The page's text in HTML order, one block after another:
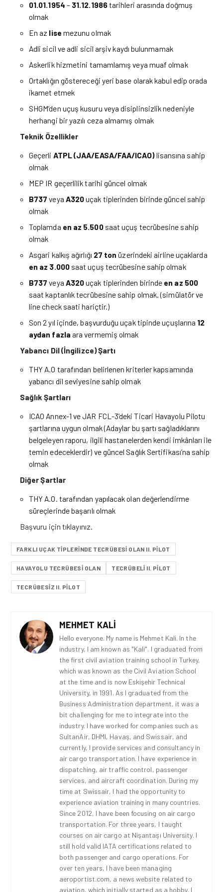
01.01.1954 – 31.12.1986tarihleri arasında doğmuş
olmak
En az lise mezunu olmak
Adli sicil ve adli sicil arşiv kaydı bulunmamak
Askerlik hizmetini tamamlamış veya muaf olmak
Ortaklığın göstereceği yeri base olarak kabul edip orada
ikamet etmek
SHGM’den uçuş kusuru veya disiplinsizlik nedeniyle
herhangi bir yazılı ceza almamış olmak
Teknik Özellikler
Geçerli ATPL (JAA/EASA/FAA/ICAO)lisansına sahip
olmak
MEP IR geçerlilik tarihi güncel olmak
B737 veya A320uçak tiplerinden birinde güncel sahip
olmak
Toplamda en az 5.500saat uçuş tecrübesine sahip
olmak
Asgari kalkış ağırlığı 27 ton üzerindeki airline uçaklarda
en az 3.000saat uçuş tecrübesine sahip olmak
B737 veya A320uçak tiplerinden birinde en az 500
saat kaptanlık tecrübesine sahip olmak. (simülatör ve
line check saati hariçtir.)
Son 2 yıl içinde, başvurduğu uçak tipinde uçuşlarına 12
aydan fazla ara vermemiş olmak
Yabancı Dil (İngilizce) Şartı
THY A.O tarafından belirlenen kriterler kapsamında
yabancı dil seviyesine sahip olmak
Sağlık Şartları
ICAO Annex-1 ve JAR FCL-3’deki Ticari Havayolu Pilotu
şartlarına uygun olmak (Adaylar bu şartı sağladıklarını
belgeleyen raporu, ilgili hastanelerden kendi imkânları ile
temin edeceklerdir) ve güncel Sağlık Sertifikası’na sahip
olmak
Diğer Şartlar
THY A.O. tarafından yapılacak olan değerlendirme
süreçlerinde başarılı olmak
Başvuru içintıklayınız.
FARKLI UÇAK TIPLERINDE TECRÜBESI OLAN II. PILOT
HAVAYOLU TECRÜBESI OLAN TECRÜBELI II. PILOT
TECRÜBESIZ II. PILOT
MEHMET KALI
Hello everyone. My name is Mehmet Kali. In the
industry, I am known as "Kali". I graduated from
the first civil aviation training school in Turkey,
which was known as the Civil Aviation School
at the time and is now Eskişehir Technical
University, in 1991. As I graduated from the
Business Administration department, it was a
bit challenging for me to integrate into the
industry. I have worked for companies such as
SultanAir, DHMI, Havaş, and Swissair, and
currently, I provide services and consultancy in
air cargo transportation. I have experience in
dispatching, air traffic control, passenger
services, and aircraft coordination. During my
time at Swissair, I had the opportunity to
experience aviation training in many countries.
Since 2012, I have been focusing on air cargo
transportation. For three years, I taught
courses on air cargo at Nişantaşı University. I
still hold valid IATA certifications related to
both passenger and cargo operations. For
over ten years, I have been managing
aeroportist.com, a news website related to
aviation, which initially started as a hobby. I